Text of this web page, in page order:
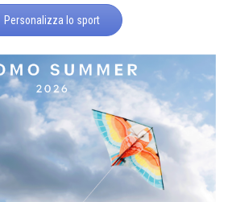
Personalizza lo sport